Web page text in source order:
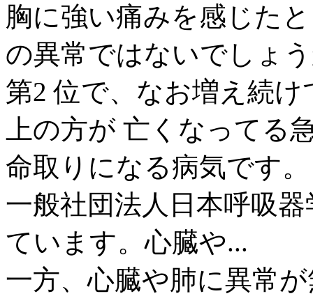
胸に強い痛みを感じた
の異常ではないでしょ
第2 位で、なお増え続
上の方が 亡くなってる
命取りになる病気です。
一般社団法人日本呼吸
ています。心臓や...
一方、心臓や肺に異常